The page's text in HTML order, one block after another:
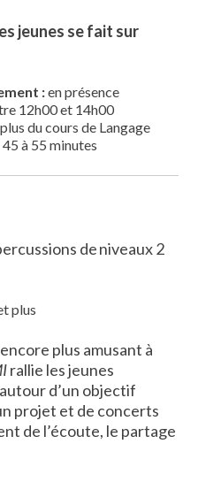
jeunes se fait sur
:en présence
12h00 et 14h00
du cours de Langage
45 à 55 minutes
de niveaux 2
plus
plus amusant à
rallie les jeunes
d’un objectif
projet et de concerts
de l’écoute, le partage